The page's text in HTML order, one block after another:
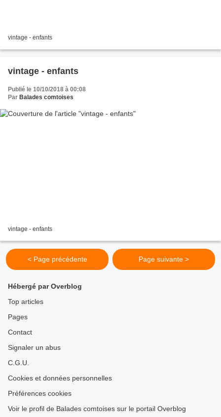
vintage - enfants
vintage - enfants
Publié le 10/10/2018 à 00:08
Par Balades comtoises
vintage - enfants
< Page précédente Page suivante >
Hébergé par Overblog
Top articles
Pages
Contact
Signaler un abus
C.G.U.
Cookies et données personnelles
Préférences cookies
Voir le profil de Balades comtoises sur le portail Overblog